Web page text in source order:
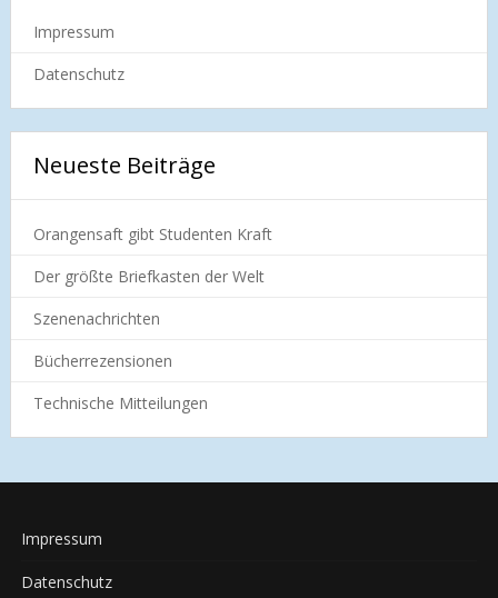
Impressum
Datenschutz
Neueste Beiträge
Orangensaft gibt Studenten Kraft
Der größte Briefkasten der Welt
Szenenachrichten
Bücherrezensionen
Technische Mitteilungen
Impressum
Datenschutz